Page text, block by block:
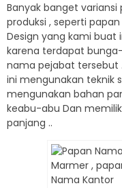
Banyak banget
produksi , seperti
Design yang kami buat
karena terdapat
nama pejabat tersebut
ini mengunakan teknik
mengunakan bahan
keabu-abu Dan
panjang ..